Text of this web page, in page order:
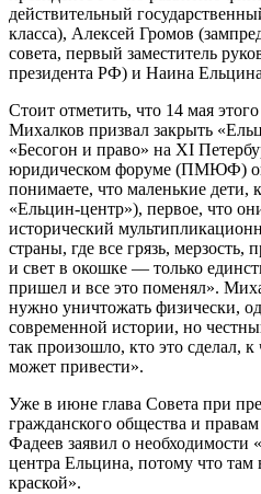
действительный
класса), Алексей Громов
совета, первый заместитель
президента РФ) и Наина
Стоит отметить, что 14 мая
Михалков призвал закрыть
«Бесогон и право» на XI
юридическом форуме (ПМЮФ)
понимаете, что маленькие дети,
«Ельцин-центр»), первое, что
исторический
страны, где все грязь, мерзость,
и свет в окошке — только
пришел и все это поменял».
нужно уничтожать физически,
современной истории, но
так произошло, кто это сделал,
может привести».
Уже в июне глава Совета при
гражданского общества и
Фадеев заявил о необходимости
центра Ельцина, потому что там
краской».